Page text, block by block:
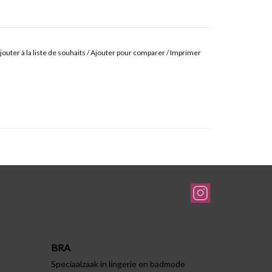
à la liste de souhaits /Ajouter pour comparer/Imprimer
BRA
Speciaalzaak in lingerie en badmode